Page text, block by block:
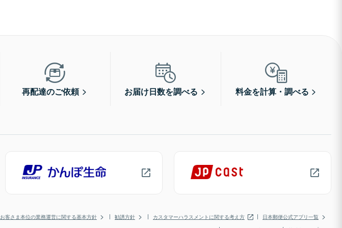
再配達のご依頼 お届け日数を調べる 料金を計算・調べる
お客さま本位の業務運営に関する基本方針 勧誘方針 カスタマーハラスメントに関する考え方
日本郵便公式アプリ一覧